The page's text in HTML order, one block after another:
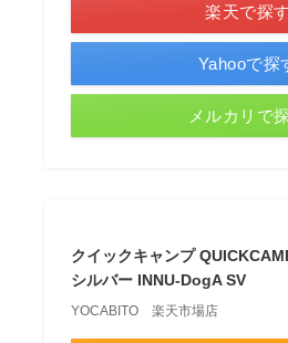
楽天で探す
Yahooで探
メルカリで
クイックキャンプ
シルバー INNU-DogA SV
YOCABITO 楽天市場店